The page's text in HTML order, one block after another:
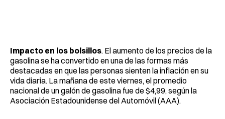
Impacto en los bolsillos. El aumento de los precios de la
gasolina se ha convertido en una de las formas más
destacadas en que las personas sienten la inflación en su
vida diaria. La mañana de este viernes, el promedio
nacional de un galón de gasolina fue de $4,99, según la
Asociación Estadounidense del Automóvil (AAA).